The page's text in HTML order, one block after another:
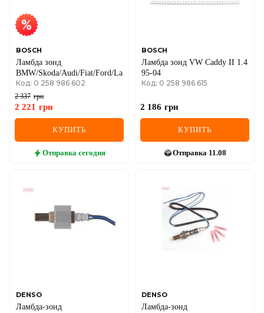
SKODA
SMART
SSANGYONG
SUBARU
SUZUKI
TESLA
VW
BOSCH
Ламбда зонд
BMW/Skoda/Audi/Fiat/Ford/Lada/Opel/Renault/VW
Код: 0 258 986 602
2 337 грн
2 221 грн
КУПИТЬ
Отправка сегодня
BOSCH
Ламбда зонд VW Caddy II 1.4
95-04
Код: 0 258 986 615
2 186 грн
КУПИТЬ
Отправка 11.08
DENSO
Ламбда-зонд
DENSO
Ламбда-зонд